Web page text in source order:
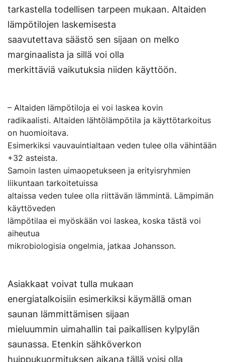
tarkastella todellisen tarpeen mukaan. Altaiden
lämpötilojen laskemisesta
saavutettava säästö sen sijaan on melko
marginaalista ja sillä voi olla
merkittäviä vaikutuksia niiden käyttöön.
– Altaiden lämpötiloja ei voi laskea kovin
radikaalisti. Altaiden lähtölämpötila ja käyttötarkoitus
on huomioitava.
Esimerkiksi vauvauintialtaan veden tulee olla vähintään
+32 asteista.
Samoin lasten uimaopetukseen ja erityisryhmien
liikuntaan tarkoitetuissa
altaissa veden tulee olla riittävän lämmintä. Lämpimän
käyttöveden
lämpötilaa ei myöskään voi laskea, koska tästä voi
aiheutua
mikrobiologisia ongelmia, jatkaa Johansson.
Asiakkaat voivat tulla mukaan
energiatalkoisiin esimerkiksi käymällä oman
saunan lämmittämisen sijaan
mieluummin uimahallin tai paikallisen kylpylän
saunassa. Etenkin sähköverkon
huippukuormituksen aikana tällä voisi olla